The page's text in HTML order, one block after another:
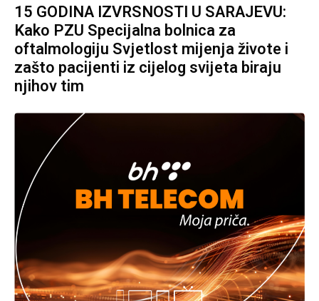
15 GODINA IZVRSNOSTI U SARAJEVU:
Kako PZU Specijalna bolnica za
oftalmologiju Svjetlost mijenja živote i
zašto pacijenti iz cijelog svijeta biraju
njihov tim